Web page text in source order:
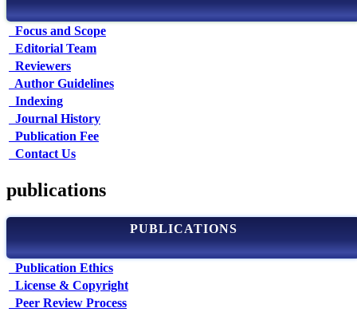
Focus and Scope
Editorial Team
Reviewers
Author Guidelines
Indexing
Journal History
Publication Fee
Contact Us
publications
PUBLICATIONS
Publication Ethics
License & Copyright
Peer Review Process